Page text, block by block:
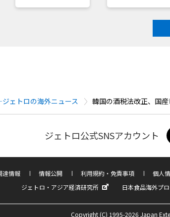
ェトロの海外ニュース 韓国の酒税法改正、国
ジェトロ公式SNSアカウント
達情報 情報公開 利用規約・免責事項 個人
ジェトロ・アジア経済研究所
日本食品海外プ
Copyright (C) 1995-2026 Japan